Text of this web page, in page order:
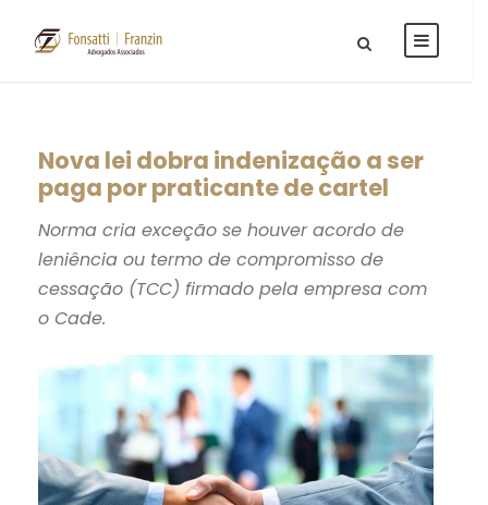
Nova lei dobra indenização a ser
paga por praticante de cartel
Norma cria exceção se houver acordo de
leniência ou termo de compromisso de
cessação (TCC) firmado pela empresa com
o Cade.